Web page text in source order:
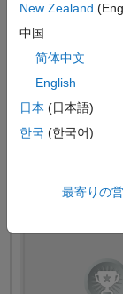
ジ
MATLAB
Answers
バッジ
New Zealand
中国
简体中文
English
日本 (日本語)
한국 (한국어)
最寄りの